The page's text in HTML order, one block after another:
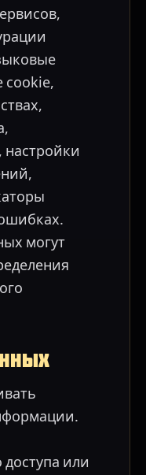
cookie,
настройки
могут
или